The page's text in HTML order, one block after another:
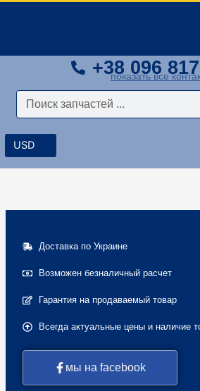
+38 096
показать все
Поиск
Доставка по Украине
Возможен безналичный расчет
Гарантия на продаваемый товар
Всегда актуальные цены и наличие
мы на facebook